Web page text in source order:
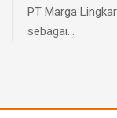
PT Marga
sebagai...